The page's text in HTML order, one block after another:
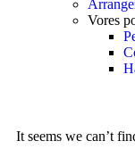
Vores
It seems we can’t